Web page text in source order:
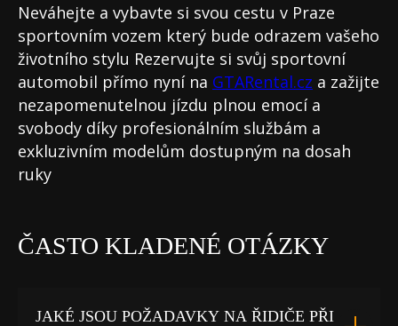
Neváhejte a vybavte si svou cestu v Praze
sportovním vozem který bude odrazem vašeho
životního stylu Rezervujte si svůj sportovní
automobil přímo nyní na GTARental.cz a zažijte
nezapomenutelnou jízdu plnou emocí a
svobody díky profesionálním službám a
exkluzivním modelům dostupným na dosah
ruky
ČASTO KLADENÉ OTÁZKY
JAKÉ JSOU POŽADAVKY NA ŘIDIČE PŘI